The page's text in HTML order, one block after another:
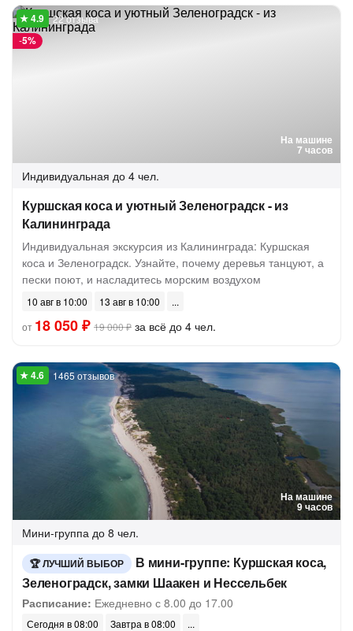
На машине
7 часов
-5%
22 отзыва
Индивидуальная до 4 чел.
Куршская коса и уютный Зеленоградск - из
Калининграда
Индивидуальная экскурсия из Калининграда: Куршская
коса и Зеленоградск. Узнайте, почему деревья танцуют, а
пески поют, и насладитесь морским воздухом
10 авг в 10:00
13 авг в 10:00
от 18 050 ₽ 19 000 ₽ за всё до 4 чел.
На машине
9 часов
1465 отзывов
Мини-группа до 8 чел.
ЛУЧШИЙ ВЫБОР
В мини-группе: Куршская коса,
Зеленоградск, замки Шаакен и Нессельбек
Расписание: Ежедневно с 8.00 до 17.00
Сегодня в 08:00 Завтра в 08:00